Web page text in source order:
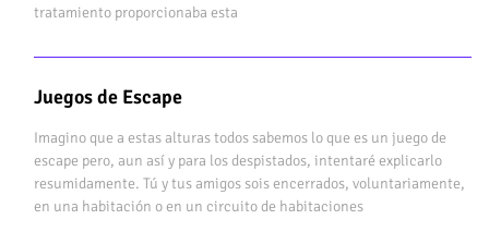
tratamiento proporcionaba esta
Juegos de Escape
Imagino que a estas alturas todos sabemos lo que es un juego de
escape pero, aun así y para los despistados, intentaré explicarlo
resumidamente. Tú y tus amigos sois encerrados, voluntariamente,
en una habitación o en un circuito de habitaciones